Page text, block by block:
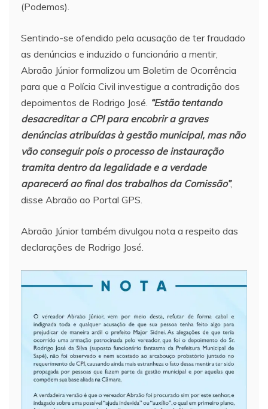
(Podemos).
Sentindo-se ofendido pela acusação de ter fraudado
as denúncias e induzido o funcionário a mentir,
Abraão Júnior formalizou um Boletim de Ocorrência
para que a Polícia Civil investigue a contradição dos
depoimentos de Rodrigo José. “Estão tentando
desacreditar a CPI para encobrir a graves
denúncias atribuídas à gestão municipal, mas não
vão conseguir pois o processo de instauração
tramita dentro da legalidade e a verdade
aparecerá ao final dos trabalhos da Comissão”,
disse Abraão ao Portal GPS.
Abraão Júnior também divulgou nota a respeito das
declarações de Rodrigo José.